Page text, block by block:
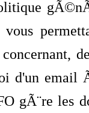
vous
d'un
gÃ¨re les